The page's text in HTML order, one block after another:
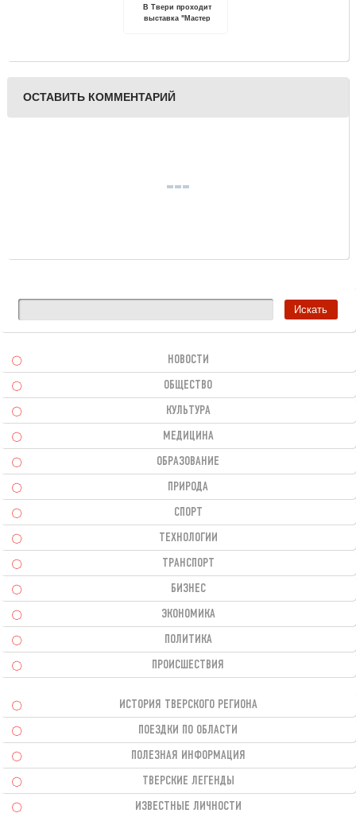
В Твери проходит
выставка "Мастер
ОСТАВИТЬ КОММЕНТАРИЙ
НОВОСТИ
ОБЩЕСТВО
КУЛЬТУРА
МЕДИЦИНА
ОБРАЗОВАНИЕ
ПРИРОДА
СПОРТ
ТЕХНОЛОГИИ
ТРАНСПОРТ
БИЗНЕС
ЭКОНОМИКА
ПОЛИТИКА
ПРОИСШЕСТВИЯ
ИСТОРИЯ ТВЕРСКОГО РЕГИОНА
ПОЕЗДКИ ПО ОБЛАСТИ
ПОЛЕЗНАЯ ИНФОРМАЦИЯ
ТВЕРСКИЕ ЛЕГЕНДЫ
ИЗВЕСТНЫЕ ЛИЧНОСТИ